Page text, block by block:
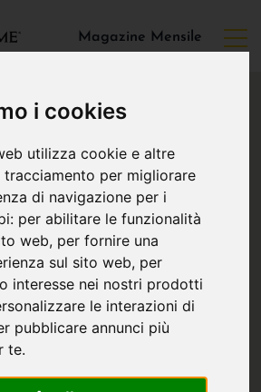
i cookies
utilizza cookie e altre
per migliorare
di navigazione per i
per abilitare le funzionalità
web, per fornire una
sul sito web, per
interesse nei nostri prodotti
le interazioni di
pubblicare annunci più
te.
Magazine Mensile